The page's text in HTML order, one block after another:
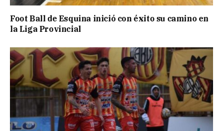
Foot Ball de Esquina inició con éxito su camino en
la Liga Provincial